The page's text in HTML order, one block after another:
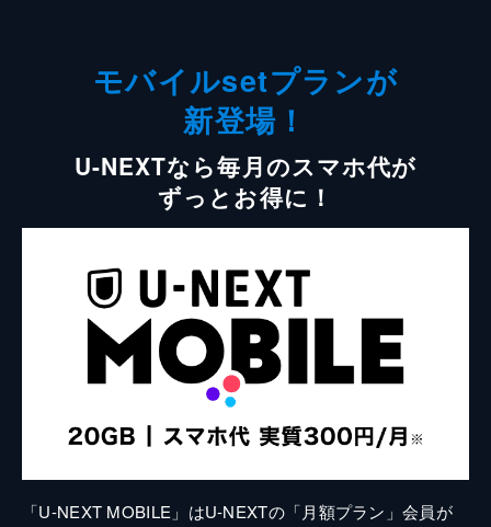
モバイルsetプランが
新登場！
U-NEXTなら毎月のスマホ代が
ずっとお得に！
「U-NEXT MOBILE」はU-NEXTの「月額プラン」会員が